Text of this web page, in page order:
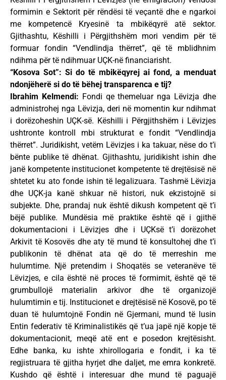
formimin e Sektorit për rëndësi të veçantë dhe e ngarkoi
me kompetencë Kryesinë ta mbikëqyrë atë sektor.
Gjithashtu, Këshilli i Përgjithshëm mori vendim për të
formuar fondin “Vendlindja thërret”, që të mblidhnim
ndihma për të ndihmuar UÇK-në financiarisht.
“Kosova Sot”: Si do të mbikëqyrej ai fond, a menduat
ndonjëherë si do të bëhej transparenca e tij?
Ibrahim Kelmendi: Fondi qe themeluar nga Lëvizja dhe
administrohej nga Lëvizja, deri në momentin kur ndihmat
i dorëzoheshin UÇK-së. Këshilli i Përgjithshëm i Lëvizjes
ushtronte kontroll mbi strukturat e fondit “Vendlindja
thërret”. Juridikisht, vetëm Lëvizjes i ka takuar, nëse do t’i
bënte publike të dhënat. Gjithashtu, juridikisht ishin dhe
janë kompetente institucionet kompetente të drejtësisë në
shtetet ku ato fonde ishin të legalizuara. Tashmë Lëvizja
dhe UÇK-ja kanë shkuar në histori, nuk ekzistojnë si
subjekte. Dhe, prandaj nuk është dikush kompetent që t’i
bëjë publike. Mundësia më praktike është që i gjithë
dokumentacioni i Lëvizjes dhe i UÇKsë t’i dorëzohet
Arkivit të Kosovës dhe aty të mund të konsultohej dhe t’i
publikonin të dhënat ata që do të merreshin me
hulumtime. Një pretendim i Shoqatës se veteranëve të
Lëvizjes, e cila është në proces të formimit, është që të
grumbullojë materialin arkivor dhe të organizojë
hulumtimin e tij. Institucionet e drejtësisë në Kosovë, po të
duan të hulumtojnë Fondin në Gjermani, mund të lusin
Entin federativ të Kriminalistikës që t’ua japë një kopje të
dokumentacionit, meqë atë ent e posedon krejtësisht.
Edhe banka, ku ishte xhirollogaria e fondit, i ka të
regjistruara të gjitha hyrjet dhe daljet, me emra konkretë.
Kushdo që është i interesuar dhe mund të paguajë